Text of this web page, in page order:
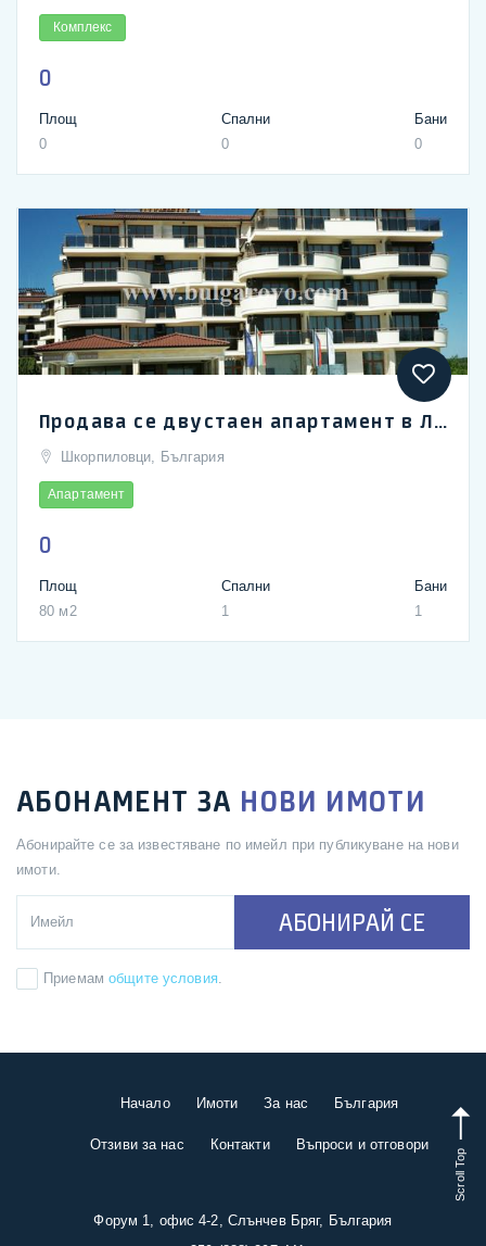
Комплекс
0
Площ
0
Спални
0
Бани
0
Продава се двустаен апартамент в Лонг Бийч Резорт и Спа в Шкорпиловци
Шкорпиловци, България
Апартамент
0
Площ
80 м2
Спални
1
Бани
1
АБОНАМЕНТ ЗА НОВИ ИМОТИ
Абонирайте се за известяване по имейл при публикуване на нови
имоти.
АБОНИРАЙ СЕ
Приемам общите условия.
Начало Имоти За нас България
Отзиви за нас Контакти Въпроси и отговори
Форум 1, офис 4-2, Слънчев Бряг, България
Scroll Top